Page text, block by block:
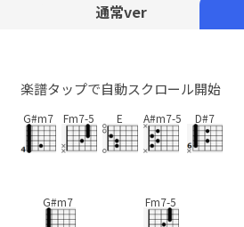
通常ver
楽譜タップで自動スクロール開始
G#m7 Fm7-5 E A#m7-5 D#7
G#m7 Fm7-5